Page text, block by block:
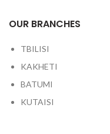
OUR BRANCHES
TBILISI
KAKHETI
BATUMI
KUTAISI